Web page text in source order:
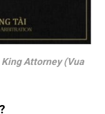
King Attorney (Vua